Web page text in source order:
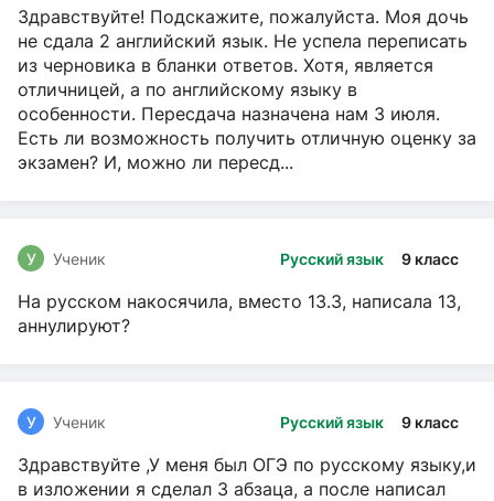
Здравствуйте! Подскажите, пожалуйста. Моя дочь
не сдала 2 английский язык. Не успела переписать
из черновика в бланки ответов. Хотя, является
отличницей, а по английскому языку в
особенности. Пересдача назначена нам 3 июля.
Есть ли возможность получить отличную оценку за
экзамен? И, можно ли пересд...
Русский язык 9 класс
У Ученик
На русском накосячила, вместо 13.3, написала 13,
аннулируют?
Русский язык 9 класс
У Ученик
Здравствуйте ,У меня был ОГЭ по русскому языку,и
в изложении я сделал 3 абзаца, а после написал